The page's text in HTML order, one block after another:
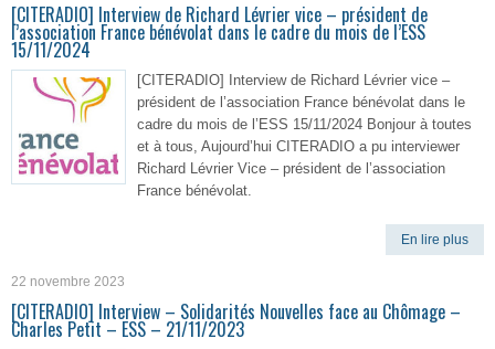
[CITERADIO] Interview de Richard Lévrier vice – président de
l’association France bénévolat dans le cadre du mois de l’ESS
15/11/2024
[CITERADIO] Interview de Richard Lévrier vice –
président de l’association France bénévolat dans le
cadre du mois de l’ESS 15/11/2024 Bonjour à toutes
et à tous, Aujourd’hui CITERADIO a pu interviewer
Richard Lévrier Vice – président de l’association
France bénévolat.
En lire plus
22 novembre 2023
[CITERADIO] Interview – Solidarités Nouvelles face au Chômage –
Charles Petit – ESS – 21/11/2023